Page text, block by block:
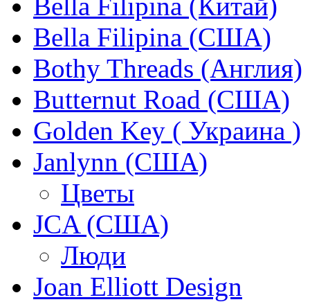
Bella Filipina (Китай)
Bella Filipina (США)
Bothy Threads (Англия)
Butternut Road (США)
Golden Key ( Украина )
Janlynn (США)
Цветы
JCA (США)
Люди
Joan Elliott Design